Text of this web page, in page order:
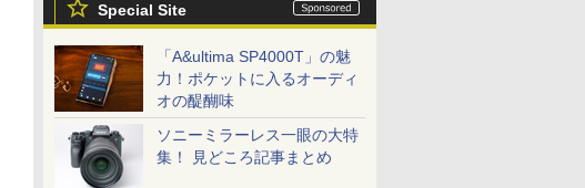
Special Site
「A&ultima SP4000T」の魅
力！ポケットに入るオーディ
オの醍醐味
ソニーミラーレス一眼の大特
集！ 見どころ記事まとめ